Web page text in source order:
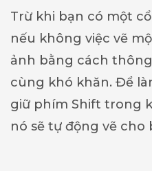
Trừ khi bạn có một
nếu không việc vẽ
ảnh bằng cách
cùng khó khăn. Để
giữ phím Shift trong
nó sẽ tự động vẽ